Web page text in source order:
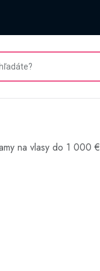
na vlasy do 1 000 €